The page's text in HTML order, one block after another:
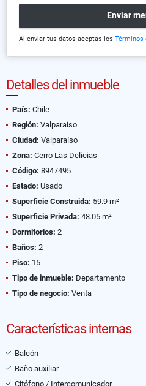
Enviar
Al enviar tus datos aceptas los Términos
Detalles del inmueble
País: Chile
Región: Valparaiso
Ciudad: Valparaíso
Zona: Cerro Las Delicias
Código: 8947495
Estado: Usado
Superficie Construida: 59.9 m²
Superficie Privada: 48.05 m²
Dormitorios: 2
Baños: 2
Piso: 15
Tipo de inmueble: Departamento
Tipo de negocio: Venta
Características internas
Balcón
Baño auxiliar
Citófono / Intercomunicador